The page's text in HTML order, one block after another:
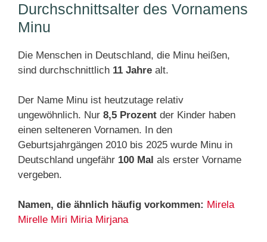
Durchschnittsalter des Vornamens
Minu
Die Menschen in Deutschland, die Minu heißen,
sind durchschnittlich 11 Jahre alt.
Der Name Minu ist heutzutage relativ
ungewöhnlich. Nur 8,5 Prozent der Kinder haben
einen selteneren Vornamen. In den
Geburtsjahrgängen 2010 bis 2025 wurde Minu in
Deutschland ungefähr 100 Mal als erster Vorname
vergeben.
Namen, die ähnlich häufig vorkommen: Mirela
Mirelle Miri Miria Mirjana